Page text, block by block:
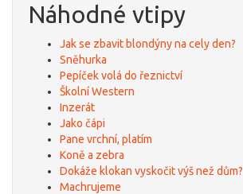
Náhodné vtipy
Jak se zbavit blondýny na cely den?
Sněhurka
Pepíček volá do řeznictví
Školní Western
Inzerát
Jako čápi
Pane vrchní, platím
Koně a zebra
Dokáže klokan vyskočit výš než dům?
Machrujeme